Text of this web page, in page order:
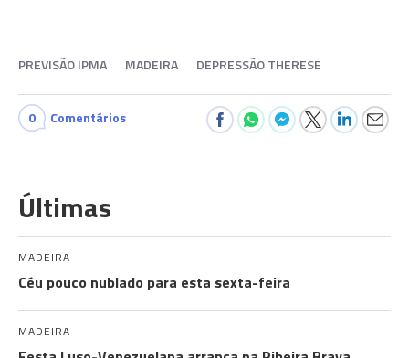
PREVISÃO IPMA MADEIRA DEPRESSÃO THERESE
0 Comentários
Últimas
MADEIRA
Céu pouco nublado para esta sexta-feira
MADEIRA